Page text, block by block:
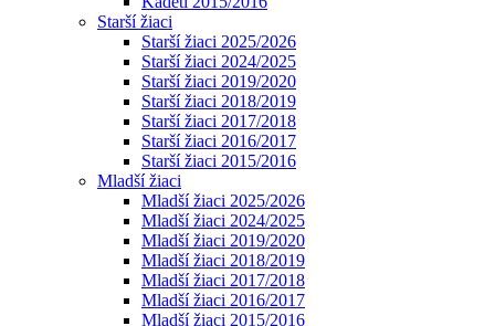
Starší žiaci
Starší žiaci 2025/2026
Starší žiaci 2024/2025
Starší žiaci 2019/2020
Starší žiaci 2018/2019
Starší žiaci 2017/2018
Starší žiaci 2016/2017
Starší žiaci 2015/2016
Mladší žiaci
Mladší žiaci 2025/2026
Mladší žiaci 2024/2025
Mladší žiaci 2019/2020
Mladší žiaci 2018/2019
Mladší žiaci 2017/2018
Mladší žiaci 2016/2017
Mladší žiaci 2015/2016